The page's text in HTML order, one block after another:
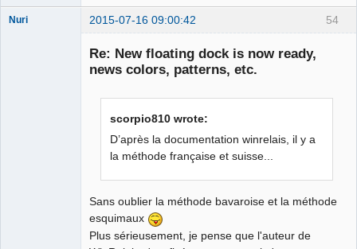
--subnode
--type
--value ${name}
# we need to update the element
xmlstarlet edit --update "${name_xpath}
"${name}" "${file}" > "${tmp_file}"
xmlstarlet format
${tmp_file}"
54
Nuri 2015-07-16 09:00:42
Re: New floating dock is now ready,
news colors, patterns, etc.
scorpio810 wrote:
D’après la documentation winrelais, il y a
la méthode française et suisse...
Sans oublier la méthode bavaroise et la méthode
esquimaux
Plus sérieusement, je pense que l'auteur de